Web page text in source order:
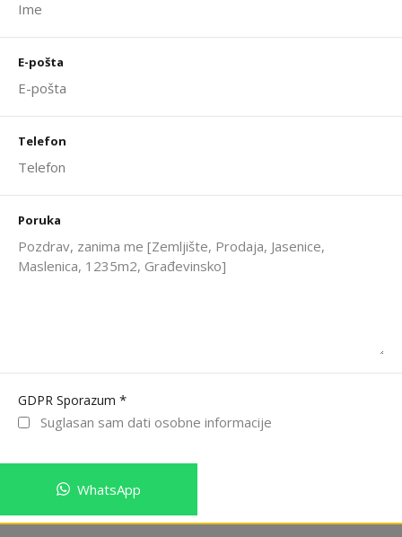
E-pošta
Telefon
Poruka
GDPR Sporazum *
Suglasan sam dati osobne informacije
WhatsApp